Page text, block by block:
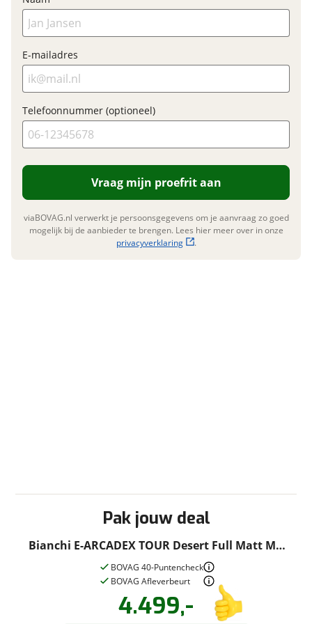
Prijs
€ 4.499,-
BTW/marge
Nieuwprijs
€ 5.299,-
Garanties
Fabrieksgarantie
Ja
Pak jouw deal
Bianchi E-ARCADEX TOUR Desert Full Matt MD
2025
BOVAG 40-Puntencheck
BOVAG Afleverbeurt
4.499,-
Vraag eenproefrit
Stel eenvraag!
E-mailadres
Telefoonnummer (optioneel)
Vraag mijn proefrit aan
viaBOVAG.nl verwerkt je persoonsgegevens om je aanvraag zo goed
mogelijk bij de aanbieder te brengen. Lees hier meer over in onze
privacyverklaring
.